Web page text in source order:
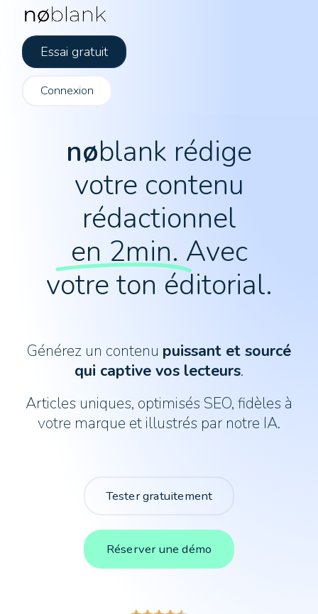
Essai gratuit
Connexion
nøblank rédige
votre contenu
rédactionnel
en 2min. Avec
votre ton éditorial.
Générez un contenu puissant et sourcé
qui captive vos lecteurs.
Articles uniques, optimisés SEO, fidèles à
votre marque et illustrés par notre IA.
Tester gratuitement
Réserver une démo